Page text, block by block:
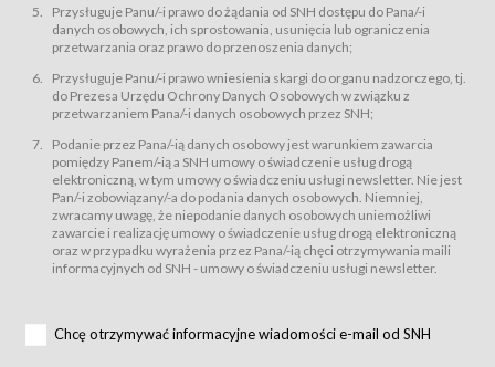
usługę zawierania na odległość umów nabycia Karnetów i Biletów,
usługę zawierania na odległość umów sprzedaży w Sklepie.
dnia 18 lipca 2002 r. o świadczeniu usług drogą elektroniczną (Dz.U. z 2002
r., Nr 144, poz. 1204, z późń. zm.). Usługi świadczone są nieodpłatnie.
Na zasadach określonych w Regulaminie dostęp do Serwisu jest otwarty dla
Usługobiorca przed rozpoczęciem korzystania z Serwisu jest zobowiązany
zapoznać się z Regulaminem. Założenie konta w Serwisie oraz zamówienie
usługi newsletter za pośrednictwem przeznaczonego do tego formularza
zamieszczonego na stronach Serwisu dostępnych dla wszystkich
Usługobiorców wymaga akceptacji postanowień Regulaminu.
Usługobiorca zobowiązany jest do przestrzegania postanowień Regulaminu
od chwili rozpoczęcia korzystania z Serwisu.
Regulamin jest udostępniony Usługobiorcom nieodpłatnie za
Warunki techniczne korzystania z Usług
Przysługuje Panu/-i prawo do żądania od SNH dostępu do Pana/-i
danych osobowych, ich sprostowania, usunięcia lub ograniczenia
przetwarzania oraz prawo do przenoszenia danych;
Przysługuje Panu/-i prawo wniesienia skargi do organu nadzorczego, tj.
do Prezesa Urzędu Ochrony Danych Osobowych w związku z
przetwarzaniem Pana/-i danych osobowych przez SNH;
Podanie przez Pana/-ią danych osobowy jest warunkiem zawarcia
pomiędzy Panem/-ią a SNH umowy o świadczenie usług drogą
elektroniczną, w tym umowy o świadczeniu usługi newsletter. Nie jest
Pan/-i zobowiązany/-a do podania danych osobowych. Niemniej,
zwracamy uwagę, że niepodanie danych osobowych uniemożliwi
zawarcie i realizację umowy o świadczenie usług drogą elektroniczną
oraz w przypadku wyrażenia przez Pana/-ią chęci otrzymywania maili
informacyjnych od SNH - umowy o świadczeniu usługi newsletter.
Chcę otrzymywać informacyjne wiadomości e-mail od SNH